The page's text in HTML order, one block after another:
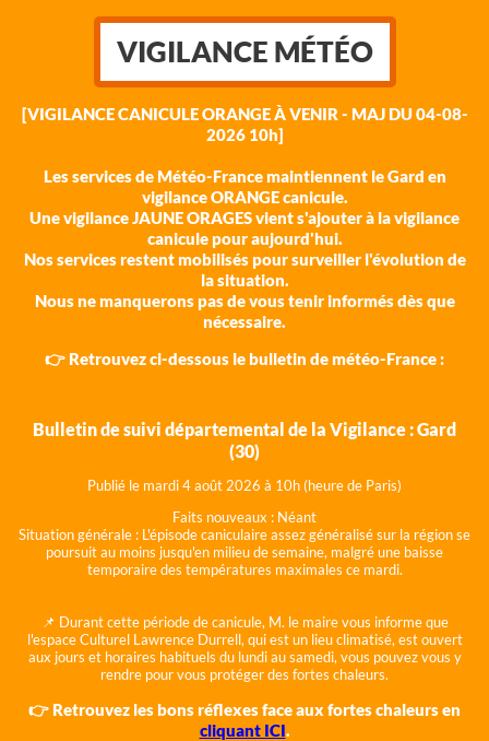
VIGILANCE MÉTÉO
[VIGILANCE CANICULE ORANGE À VENIR - MAJ DU 04-08-
2026 10h]
Les services de Météo-France maintiennent le Gard en
vigilance ORANGE canicule.
Une vigilance JAUNE ORAGES vient s'ajouter à la vigilance
canicule pour aujourd'hui.
Nos services restent mobilisés pour surveiller l'évolution de
la situation.
Nous ne manquerons pas de vous tenir informés dès que
nécessaire.
👉 Retrouvez ci-dessous le bulletin de météo-France :
Bulletin de suivi départemental de la Vigilance : Gard
(30)
Publié le mardi 4 août 2026 à 10h (heure de Paris)
Faits nouveaux : Néant
Situation générale : L'épisode caniculaire assez généralisé sur la région se
poursuit au moins jusqu'en milieu de semaine, malgré une baisse
temporaire des températures maximales ce mardi.
📌 Durant cette période de canicule, M. le maire vous informe que
l'espace Culturel Lawrence Durrell, qui est un lieu climatisé, est ouvert
aux jours et horaires habituels du lundi au samedi, vous pouvez vous y
rendre pour vous protéger des fortes chaleurs.
👉 Retrouvez les bons réflexes face aux fortes chaleurs en
cliquant ICI.